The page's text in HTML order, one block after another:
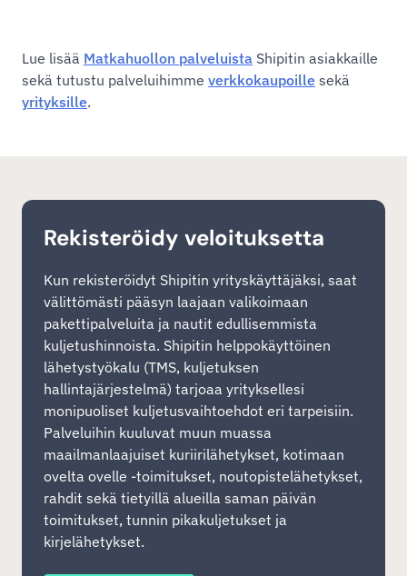
Lue lisää Matkahuollon palveluista Shipitin asiakkaille
sekä tutustu palveluihimme verkkokaupoille sekä
yrityksille.
Rekisteröidy veloituksetta
Kun rekisteröidyt Shipitin yrityskäyttäjäksi, saat
välittömästi pääsyn laajaan valikoimaan
pakettipalveluita ja nautit edullisemmista
kuljetushinnoista. Shipitin helppokäyttöinen
lähetystyökalu (TMS, kuljetuksen
hallintajärjestelmä) tarjoaa yrityksellesi
monipuoliset kuljetusvaihtoehdot eri tarpeisiin.
Palveluihin kuuluvat muun muassa
maailmanlaajuiset kuriirilähetykset, kotimaan
ovelta ovelle -toimitukset, noutopistelähetykset,
rahdit sekä tietyillä alueilla saman päivän
toimitukset, tunnin pikakuljetukset ja
kirjelähetykset.